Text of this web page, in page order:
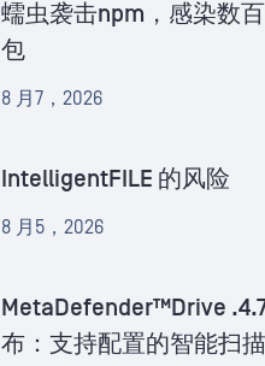
蠕虫袭击npm，感染数
包
8 月7，2026
IntelligentFILE 的风险
8 月5，2026
MetaDefender™Drive
布：支持配置的智能扫